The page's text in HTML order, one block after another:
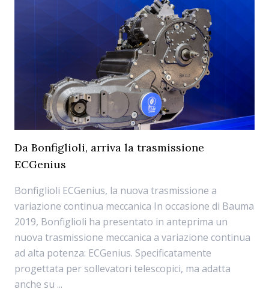
Da Bonfiglioli, arriva la trasmissione
ECGenius
Bonfiglioli ECGenius, la nuova trasmissione a
variazione continua meccanica In occasione di Bauma
2019, Bonfiglioli ha presentato in anteprima un
nuova trasmissione meccanica a variazione continua
ad alta potenza: ECGenius. Specificatamente
progettata per sollevatori telescopici, ma adatta
anche su ...